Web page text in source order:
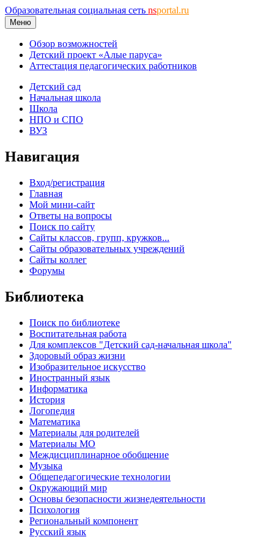
Образовательная социальная сеть nsportal.ru
Меню
Обзор возможностей
Детский проект «Алые паруса»
Аттестация педагогических работников
Детский сад
Начальная школа
Школа
НПО и СПО
ВУЗ
Навигация
Вход/регистрация
Главная
Мой мини-сайт
Ответы на вопросы
Поиск по сайту
Сайты классов, групп, кружков...
Сайты образовательных учреждений
Сайты коллег
Форумы
Библиотека
Поиск по библиотеке
Воспитательная работа
Для комплексов "Детский сад-начальная школа"
Здоровый образ жизни
Изобразительное искусство
Иностранный язык
Информатика
История
Логопедия
Математика
Материалы для родителей
Материалы МО
Междисциплинарное обобщение
Музыка
Общепедагогические технологии
Окружающий мир
Основы безопасности жизнедеятельности
Психология
Региональный компонент
Русский язык